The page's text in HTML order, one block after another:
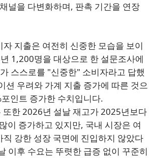
널을 다변화하며, 판촉 기간을 연장
지출은 여전히 신중한 모습을 보이
1,200명을 대상으로 한 설문조사에
스스로를 "신중한" 소비자라고 답했
션 우려와 가계 지출 증가에 따른 것으
인트 증가한 수치입니다.
한 2026년 설날 재고가 2025년보다
이 증가하고 있지만, 국내 시장은 여
직 강한 성장 국면에 진입하지 않았다
이후 수요는 뚜렷한 급증 없이 꾸준히